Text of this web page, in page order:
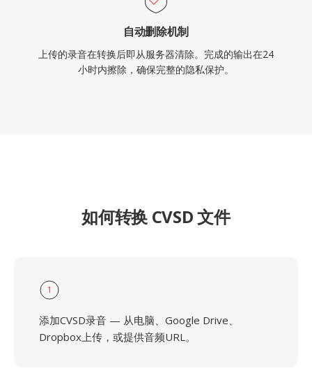
自动删除机制
上传的录音在转换后即从服务器清除。完成的输出在24
小时内擦除，确保完整的隐私保护。
如何转换 CVSD 文件
1
添加CVSD录音 — 从电脑、Google Drive、
Dropbox上传，或提供音频URL。